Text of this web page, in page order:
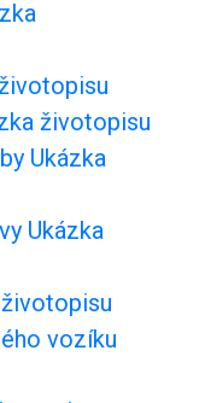
životopisu
Ukázka
Ukázka
vozíku